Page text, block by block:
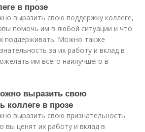
в прозе
выразить свою поддержку коллеге,
помочь им в любой ситуации и что
поддерживать. Можно также
за их работу и вклад в
им всего наилучшего в
выразить свою
коллеге в прозе
выразить свою признательность
вы ценят их работу и вклад в